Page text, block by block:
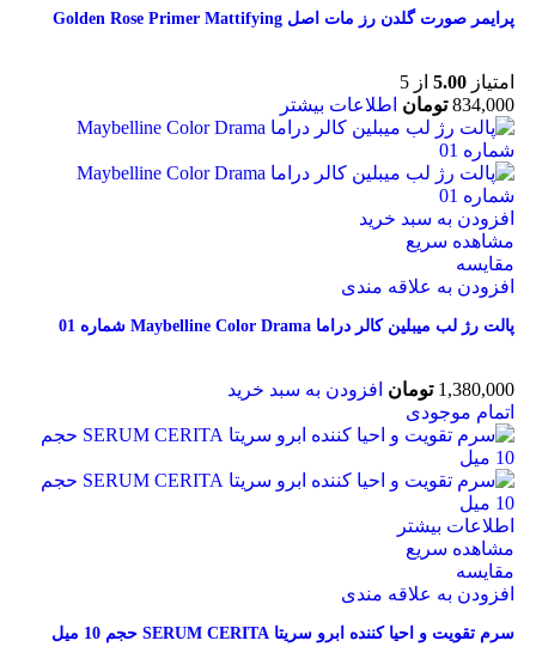
پرایمر صورت گلدن رز مات اصل Golden Rose Primer Mattifying
امتیاز 5.00 از 5
834,000 تومان اطلاعات بیشتر
افزودن به سبد خرید
مشاهده سریع
مقایسه
افزودن به علاقه مندی
پالت رژ لب میبلین کالر دراما Maybelline Color Drama شماره 01
1,380,000 تومان افزودن به سبد خرید
اتمام موجودی
اطلاعات بیشتر
مشاهده سریع
مقایسه
افزودن به علاقه مندی
سرم تقویت و احیا کننده ابرو سریتا SERUM CERITA حجم 10 میل